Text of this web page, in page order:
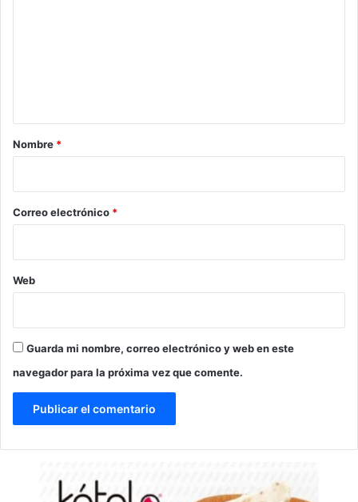
r
*
Nombre *
Correo electrónico *
Web
Guarda mi nombre, correo electrónico y web en este
navegador para la próxima vez que comente.